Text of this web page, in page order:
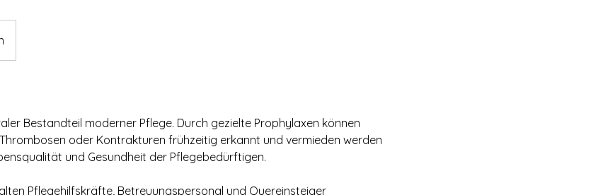
Bestandteil moderner Pflege. Durch gezielte Prophylaxen können
Thrombosen oder Kontrakturen frühzeitig erkannt und vermieden werden
und Gesundheit der Pflegebedürftigen.
Pflegehilfskräfte, Betreuungspersonal und Quereinsteiger